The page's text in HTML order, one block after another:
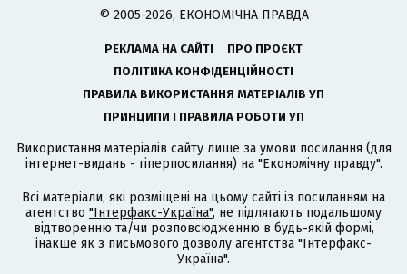
© 2005-2026, ЕКОНОМІЧНА ПРАВДА
РЕКЛАМА НА САЙТІ
ПРО ПРОЄКТ
ПОЛІТИКА КОНФІДЕНЦІЙНОСТІ
ПРАВИЛА ВИКОРИСТАННЯ МАТЕРІАЛІВ УП
ПРИНЦИПИ І ПРАВИЛА РОБОТИ УП
Використання матеріалів сайту лише за умови посилання (для
інтернет-видань - гіперпосилання) на "Економічну правду".
Всі матеріали, які розміщені на цьому сайті із посиланням на
агентство "Інтерфакс-Україна", не підлягають подальшому
відтворенню та/чи розповсюдженню в будь-якій формі,
інакше як з письмового дозволу агентства "Інтерфакс-
Україна".